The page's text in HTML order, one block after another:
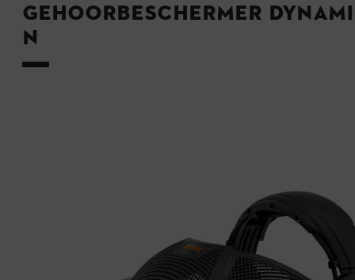
Gehoorbeschermer
N